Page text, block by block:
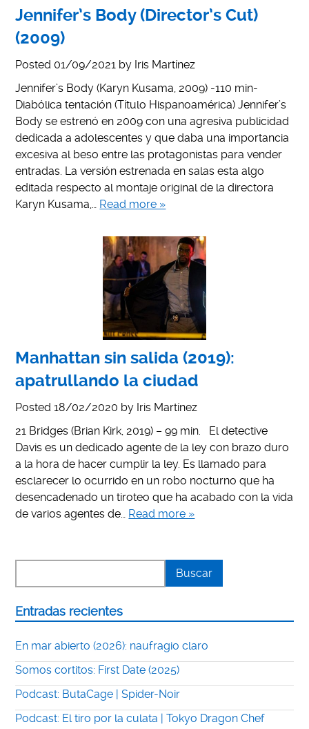
Jennifer’s Body (Director’s Cut)
(2009)
Posted 01/09/2021 by Iris Martínez
Jennifer’s Body (Karyn Kusama, 2009) -110 min-
Diabólica tentación (Título Hispanoamérica) Jennifer’s
Body se estrenó en 2009 con una agresiva publicidad
dedicada a adolescentes y que daba una importancia
excesiva al beso entre las protagonistas para vender
entradas. La versión estrenada en salas esta algo
editada respecto al montaje original de la directora
Karyn Kusama,… Read more »
Manhattan sin salida (2019):
apatrullando la ciudad
Posted18/02/2020 by Iris Martínez
21 Bridges (Brian Kirk, 2019) – 99 min. El detective
Davis es un dedicado agente de la ley con brazo duro
a la hora de hacer cumplir la ley. Es llamado para
esclarecer lo ocurrido en un robo nocturno que ha
desencadenado un tiroteo que ha acabado con la vida
de varios agentes de… Read more »
Entradas recientes
En mar abierto (2026): naufragio claro
Somos cortitos: First Date (2025)
Podcast: ButaCage | Spider-Noir
Podcast: El tiro por la culata | Tokyo Dragon Chef